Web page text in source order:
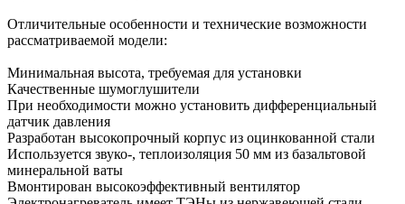
Отличительные особенности и технические возможности
рассматриваемой модели:
Минимальная высота, требуемая для установки
Качественные шумоглушители
При необходимости можно установить дифференциальный
датчик давления
Разработан высокопрочный корпус из оцинкованной стали
Используется звуко-, теплоизоляция 50 мм из базальтовой
минеральной ваты
Вмонтирован высокоэффективный вентилятор